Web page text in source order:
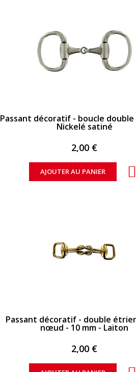
Passant décoratif - boucle
Nickelé satiné
2,00 €
AJOUTER AU PANIER
Passant décoratif - double
nœud - 10 mm - Laiton
2,00 €